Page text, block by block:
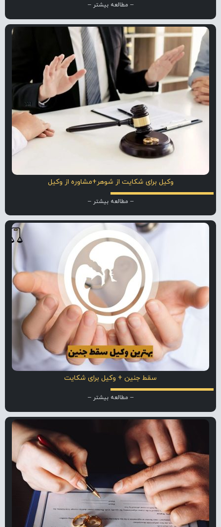
– مطالعه بیشتر –
وکیل برای شکایت از شوهر+مشاوره از وکیل
– مطالعه بیشتر –
سقط جنین + وکیل برای شکایت
– مطالعه بیشتر –